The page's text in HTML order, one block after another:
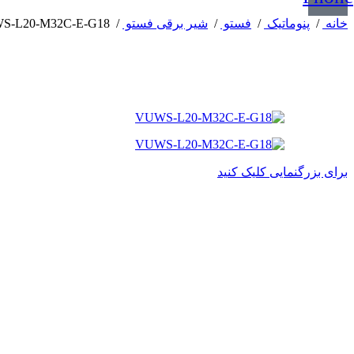
خانه / پنوماتیک / فستو / شیر برقی فستو /
L20-M32C-E-G18
برای بزرگنمایی کلیک کنید